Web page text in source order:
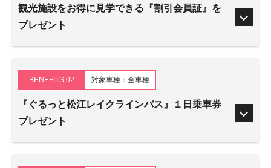
観光施設をお得に見学できる『割引会員証』を
プレゼント
BENEFITS 02 対象車種：全車種
『ぐるっと松江レイクラインバス』１日乗車券
プレゼント